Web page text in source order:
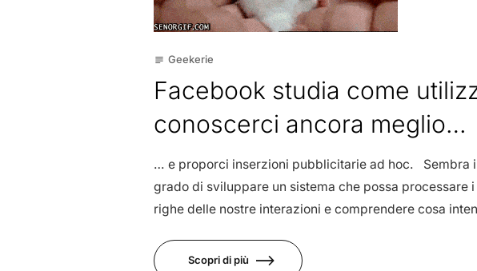
subject Geekerie
Facebook studia come
conoscerci ancora meglio…
… e proporci inserzioni pubblicitarie ad hoc. Sembra
grado di sviluppare un sistema che possa
righe delle nostre interazioni e comprendere cosa
Scopri di più